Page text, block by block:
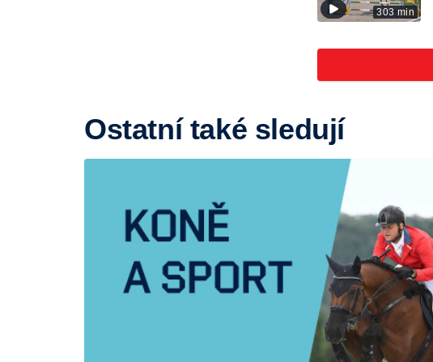
303 min
Ostatní také sledují